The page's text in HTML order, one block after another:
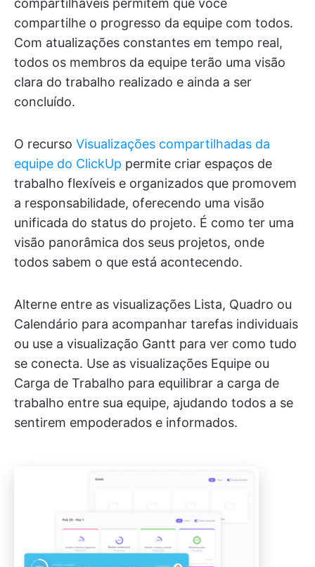
compartilháveis permitem que você
compartilhe o progresso da equipe com todos.
Com atualizações constantes em tempo real,
todos os membros da equipe terão uma visão
clara do trabalho realizado e ainda a ser
concluído.
O recurso Visualizações compartilhadas da
equipe do ClickUp permite criar espaços de
trabalho flexíveis e organizados que promovem
a responsabilidade, oferecendo uma visão
unificada do status do projeto. É como ter uma
visão panorâmica dos seus projetos, onde
todos sabem o que está acontecendo.
Alterne entre as visualizações Lista, Quadro ou
Calendário para acompanhar tarefas individuais
ou use a visualização Gantt para ver como tudo
se conecta. Use as visualizações Equipe ou
Carga de Trabalho para equilibrar a carga de
trabalho entre sua equipe, ajudando todos a se
sentirem empoderados e informados.